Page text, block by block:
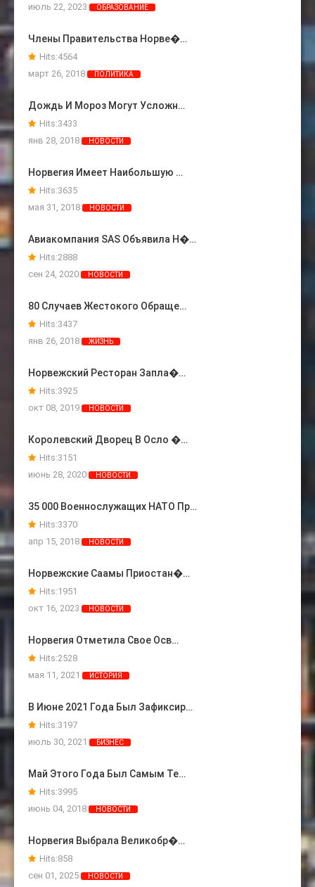
июль 22, 2023
ОБРАЗОВАНИЕ
Члены Правительства Норве�…
Hits:4564
март 26, 2018
ПОЛИТИКА
Дождь И Мороз Могут Усложн…
Hits:3433
янв 28, 2018
НОВОСТИ
Норвегия Имеет Наибольшую …
Hits:3635
мая 31, 2018
НОВОСТИ
Авиакомпания SAS Объявила Н�…
Hits:2888
сен 24, 2020
НОВОСТИ
80 Случаев Жестокого Обраще…
Hits:3437
янв 26, 2018
ЖИЗНЬ
Норвежский Ресторан Запла�…
Hits:3925
окт 08, 2019
НОВОСТИ
Королевский Дворец В Осло �…
Hits:3151
июнь 28, 2020
НОВОСТИ
35 000 Военнослужащих НАТО Пр…
Hits:3370
апр 15, 2018
НОВОСТИ
Норвежские Саамы Приостан�…
Hits:1951
окт 16, 2023
НОВОСТИ
Норвегия Отметила Свое Осв…
Hits:2528
мая 11, 2021
ИСТОРИЯ
В Июне 2021 Года Был Зафиксир…
Hits:3197
июль 30, 2021
БИЗНЕС
Май Этого Года Был Самым Те…
Hits:3995
июнь 04, 2018
НОВОСТИ
Норвегия Выбрала Великобр�…
Hits:858
сен 01, 2025
НОВОСТИ